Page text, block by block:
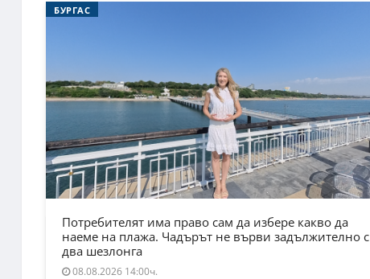
БУРГАС
Потребителят има право сам да избере какво да
наеме на плажа. Чадърът не върви задължително с
два шезлонга
08.08.2026 14:00ч.